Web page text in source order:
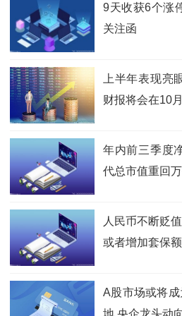
9天收获6个涨
关注函
上半年表现亮
财报将会在10
年内前三季度
代总市值重回
人民币不断贬
或者增加套保
A股市场或将
地 央企龙头动